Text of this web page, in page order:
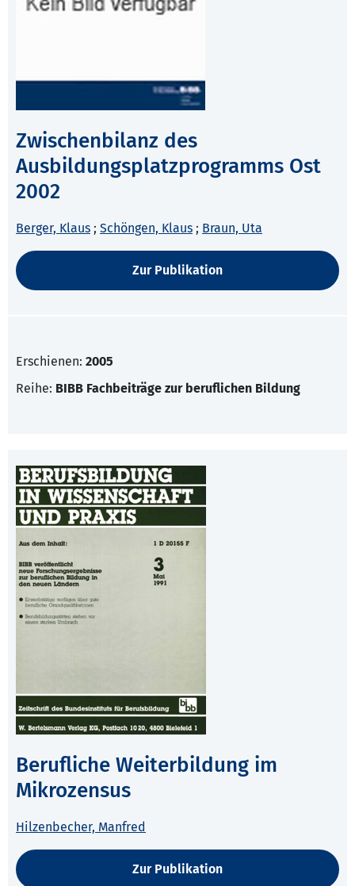
Zwischenbilanz des
Ausbildungsplatzprogramms Ost
2002
Berger, Klaus ; Schöngen, Klaus ; Braun, Uta
Zur Publikation
Erschienen: 2005
Reihe: BIBB Fachbeiträge zur beruflichen Bildung
Berufliche Weiterbildung im
Mikrozensus
Hilzenbecher, Manfred
Zur Publikation